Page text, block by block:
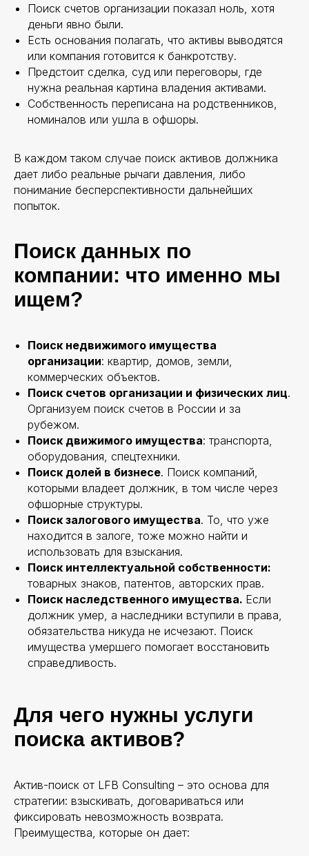
Поиск счетов организации показал ноль, хотя
деньги явно были.
Есть основания полагать, что активы выводятся
или компания готовится к банкротству.
Предстоит сделка, суд или переговоры, где
нужна реальная картина владения активами.
Собственность переписана на родственников,
номиналов или ушла в офшоры.
В каждом таком случае поиск активов должника
дает либо реальные рычаги давления, либо
понимание бесперспективности дальнейших
попыток.
Поиск данных по
компании: что именно мы
ищем?
Поиск недвижимого имущества
организации: квартир, домов, земли,
коммерческих объектов.
Поиск счетов организации и физических лиц.
Организуем поиск счетов в России и за
рубежом.
Поиск движимого имущества: транспорта,
оборудования, спецтехники.
Поиск долей в бизнесе. Поиск компаний,
которыми владеет должник, в том числе через
офшорные структуры.
Поиск залогового имущества. То, что уже
находится в залоге, тоже можно найти и
использовать для взыскания.
Поиск интеллектуальной собственности:
товарных знаков, патентов, авторских прав.
Поиск наследственного имущества. Если
должник умер, а наследники вступили в права,
обязательства никуда не исчезают. Поиск
имущества умершего помогает восстановить
справедливость.
Для чего нужны услуги
поиска активов?
Актив-поиск от LFB Consulting – это основа для
стратегии: взыскивать, договариваться или
фиксировать невозможность возврата.
Преимущества, которые он дает:
Правовая упаковка
+7 (495) 960-25-10
Кейсы
Контакты
Telegram
УСЛУГИ ДЛЯ БИЗНЕСА
Абонентское обслуживание
Юридический дизайн документов
Интеллектуальная собственность
Международный консалтинг
Взыскание долгов
Поиск активов
Медиация
Бонкротство
Регистрация компаний в РФ
для китайских учредителей
Юридический аудит
Защита активов
бенефициаров
Уголовные и гражданские споры
Управление активами и капиталом
Кредитные споры
Поиск активов
Банкротство физлиц
Медиация в конфликтах
Телефон
Написать менеджеру
Подписаться на канал
Подписывайтесь на наш Telegram-канал:
разборы и практические решения — для
WhatsApp